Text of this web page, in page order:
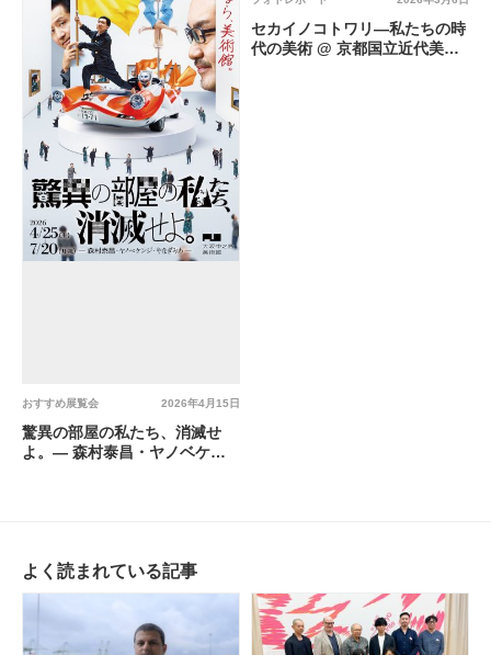
2026年4月15日
おすすめ展覧会
驚異の部屋の私たち、消滅せ
よ。— 森村泰昌・ヤノベケン
セカイノコトワリ―私たちの時
代の美術 @ 京都国立近代美術
よく読まれている記事